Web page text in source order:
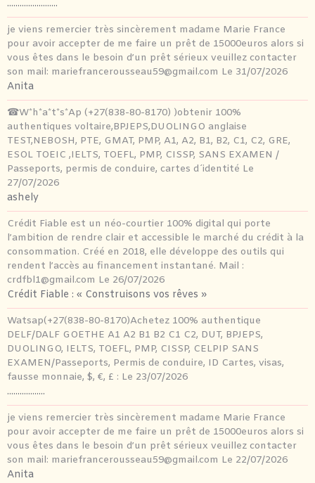
........................
je viens remercier très sincèrement madame Marie France
pour avoir accepter de me faire un prêt de 15000euros alors si
vous êtes dans le besoin d’un prêt sérieux veuillez contacter
son mail: mariefrancerousseau59@gmail.com Le 31/07/2026
Anita
☎W*h*a*t*s*Ap (+27(838-80-8170) )obtenir 100%
authentiques voltaire,BPJEPS,DUOLINGO anglaise
TEST,NEBOSH, PTE, GMAT, PMP, A1, A2, B1, B2, C1, C2, GRE,
ESOL TOEIC ,IELTS, TOEFL, PMP, CISSP, SANS EXAMEN /
Passeports, permis de conduire, cartes d´identité Le
27/07/2026
ashely
Crédit Fiable est un néo-courtier 100% digital qui porte
l’ambition de rendre clair et accessible le marché du crédit à la
consommation. Créé en 2018, elle développe des outils qui
rendent l’accès au financement instantané. Mail :
crdfbl1@gmail.com Le 26/07/2026
Crédit Fiable : « Construisons vos rêves »
Watsap(+27(838-80-8170)Achetez 100% authentique
DELF/DALF GOETHE A1 A2 B1 B2 C1 C2, DUT, BPJEPS,
DUOLINGO, IELTS, TOEFL, PMP, CISSP, CELPIP SANS
EXAMEN/Passeports, Permis de conduire, ID Cartes, visas,
fausse monnaie, $, €, £ : Le 23/07/2026
..................
je viens remercier très sincèrement madame Marie France
pour avoir accepter de me faire un prêt de 15000euros alors si
vous êtes dans le besoin d’un prêt sérieux veuillez contacter
son mail: mariefrancerousseau59@gmail.com Le 22/07/2026
Anita